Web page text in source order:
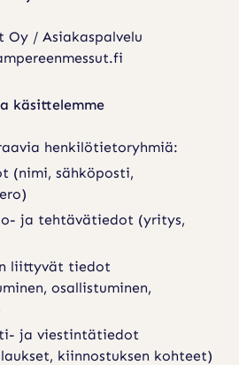
Oy / Asiakaspalvelu
käsittelemme
henkilötietoryhmiä:
(nimi, sähköposti,
ja tehtävätiedot (yritys,
liittyvät tiedot
osallistuminen,
ja viestintätiedot
kiinnostuksen kohteet)